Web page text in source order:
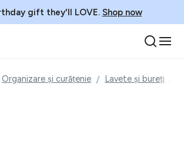
gift they'll LOVE. Shop now
Organizare și curățenie Lavete și bureți